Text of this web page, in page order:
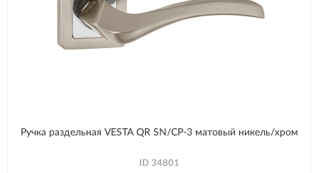
Ручка раздельная VESTA QR SN/CP-3 матовый никель/хром
ID 34801